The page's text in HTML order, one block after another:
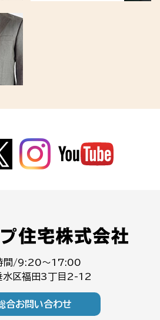
間/9:20～17:00
水区福田3丁目2-12
合お問い合わせ